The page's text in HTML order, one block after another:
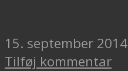
15. september 2014
Tilføj kommentar